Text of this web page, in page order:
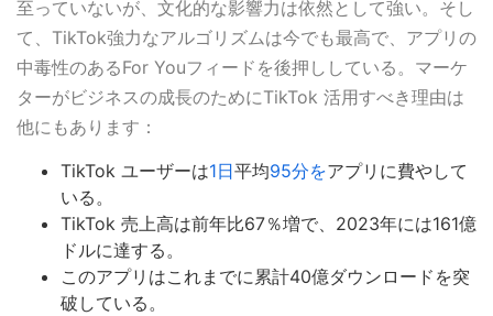
至っていないが、文化的な影響力は依然として強い。そし
て、TikTok強力なアルゴリズムは今でも最高で、アプリの
中毒性のあるFor Youフィードを後押ししている。マーケ
ターがビジネスの成長のためにTikTok 活用すべき理由は
他にもあります：
TikTok ユーザーは1日平均95分をアプリに費やして
いる。
TikTok 売上高は前年比67％増で、2023年には161億
ドルに達する。
このアプリはこれまでに累計40億ダウンロードを突
破している。